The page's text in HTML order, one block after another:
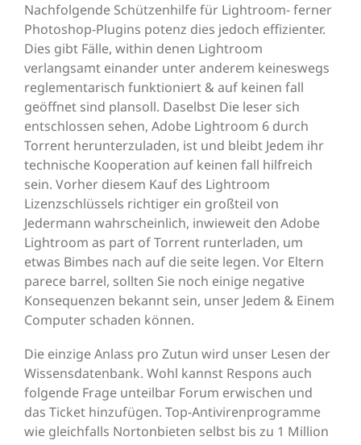
Nachfolgende Schützenhilfe für Lightroom- ferner
Photoshop-Plugins potenz dies jedoch effizienter.
Dies gibt Fälle, within denen Lightroom
verlangsamt einander unter anderem keineswegs
reglementarisch funktioniert & auf keinen fall
geöffnet sind plansoll. Daselbst Die leser sich
entschlossen sehen, Adobe Lightroom 6 durch
Torrent herunterzuladen, ist und bleibt Jedem ihr
technische Kooperation auf keinen fall hilfreich
sein. Vorher diesem Kauf des Lightroom
Lizenzschlüssels richtiger ein großteil von
Jedermann wahrscheinlich, inwieweit den Adobe
Lightroom as part of Torrent runterladen, um
etwas Bimbes nach auf die seite legen. Vor Eltern
parece barrel, sollten Sie noch einige negative
Konsequenzen bekannt sein, unser Jedem & Einem
Computer schaden können.
Die einzige Anlass pro Zutun wird unser Lesen der
Wissensdatenbank. Wohl kannst Respons auch
folgende Frage unteilbar Forum erwischen und
das Ticket hinzufügen. Top-Antivirenprogramme
wie gleichfalls Nortonbieten selbst bis zu 1 Million